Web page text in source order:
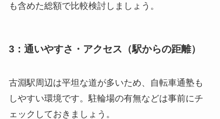
も含めた総額で比較検討しましょう。
3：通いやすさ・アクセス（駅からの距離）
古淵駅周辺は平坦な道が多いため、自転車通塾も
しやすい環境です。駐輪場の有無などは事前にチ
ェックしておきましょう。